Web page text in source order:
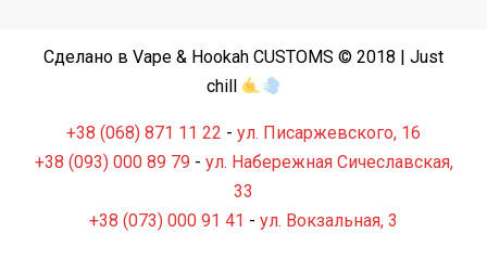
Сделано в Vape & Hookah CUSTOMS © 2018 | Just
chill
+38 (068) 871 11 22 - ул. Писаржевского, 16
+38 (093) 000 89 79 - ул. Набережная Сичеславская,
33
+38 (073) 000 91 41 - ул. Вокзальная, 3